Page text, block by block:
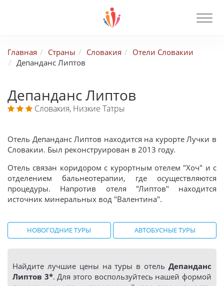
Главная Страны Словакия
Отели Словакии
Депанданс Липтов
Депанданс Липтов
Словакия, Низкие Татры
Отель Депанданс Липтов находится на курорте Лучки в
Словакии. Был реконструирован в 2013 году.
Отель связан коридором с курортным отелем "Хоч" и с
отделением бальнеотерапии, где осуществляются
процедуры. Напротив отеля "Липтов" находится
источник минеральных вод "Валентина".
НОВОГОДНИЕ ТУРЫ АВТОБУСНЫЕ ТУРЫ
Найдите лучшие цены на туры в отель Депанданс
Липтов 3*. Для этого воспользуйтесь нашей формой